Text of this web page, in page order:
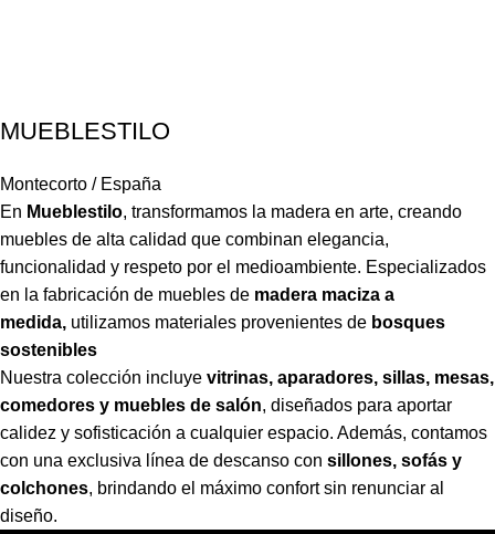
MUEBLESTILO
Montecorto / España
En Mueblestilo, transformamos la madera en arte, creando
muebles de alta calidad que combinan elegancia,
funcionalidad y respeto por el medioambiente. Especializados
en la fabricación de muebles de madera maciza a
medida, utilizamos materiales provenientes de bosques
sostenibles
Nuestra colección incluye vitrinas, aparadores, sillas, mesas,
comedores y muebles de salón, diseñados para aportar
calidez y sofisticación a cualquier espacio. Además, contamos
con una exclusiva línea de descanso con sillones, sofás y
colchones, brindando el máximo confort sin renunciar al
diseño.